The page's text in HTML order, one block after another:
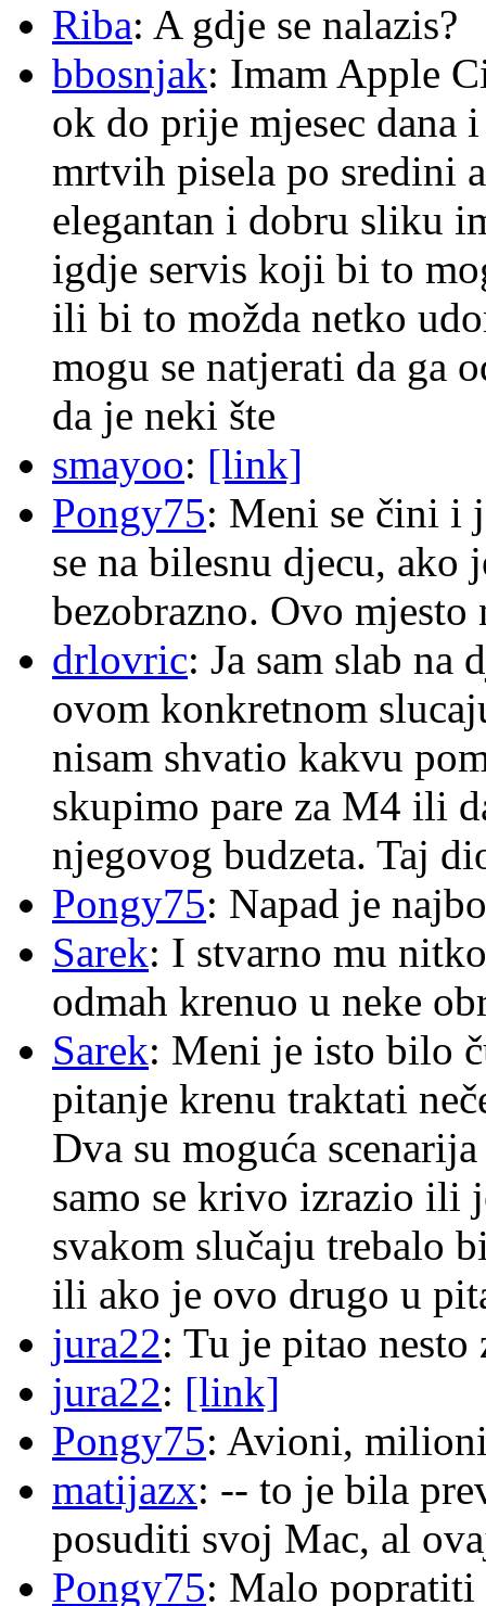
Riba: A gdje se nalazis?
bbosnjak: Imam Apple
ok do prije mjesec dana
mrtvih pisela po sredini
elegantan i dobru sliku
igdje servis koji bi to
ili bi to možda netko
mogu se natjerati da ga
da je neki šte
smayoo: [link]
Pongy75: Meni se čini i
se na bilesnu djecu, ako
bezobrazno. Ovo
drlovric: Ja sam slab na
ovom konkretnom
nisam shvatio kakvu
skupimo pare za M4 ili
njegovog budzeta. Taj
Pongy75: Napad je
Sarek: I stvarno mu
odmah krenuo u neke
Sarek: Meni je isto bilo
pitanje krenu traktati
Dva su moguća
samo se krivo izrazio ili
svakom slučaju trebalo
ili ako je ovo drugo u
jura22: Tu je pitao
jura22: [link]
Pongy75: Avioni,
matijazx: -- to je bila
posuditi svoj Mac, al
Pongy75: Malo popratiti